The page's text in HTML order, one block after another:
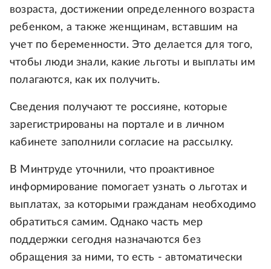
возраста, достижении определенного возраста
ребенком, а также женщинам, вставшим на
учет по беременности. Это делается для того,
чтобы люди знали, какие льготы и выплаты им
полагаются, как их получить.
Сведения получают те россияне, которые
зарегистрированы на портале и в личном
кабинете заполнили согласие на рассылку.
В Минтруде уточнили, что проактивное
информирование помогает узнать о льготах и
выплатах, за которыми гражданам необходимо
обратиться самим. Однако часть мер
поддержки сегодня назначаются без
обращения за ними, то есть - автоматически